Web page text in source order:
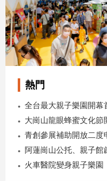
寵
物
Pet
影
音
專
區
合
作
媒
熱門